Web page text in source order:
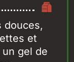
douces,
et
gel de